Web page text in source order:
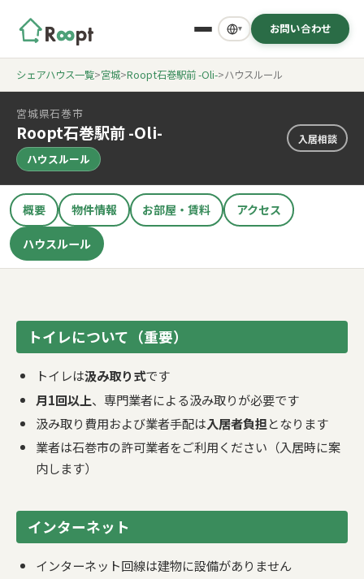
▾ お問い合わせ
シェアハウス一覧>宮城>Roopt石巻駅前 -Oli->ハウスルール
宮城県石巻市
Roopt石巻駅前 -Oli-
ハウスルール
入居相談
概要 物件情報 お部屋・賃料 アクセス
ハウスルール
トイレについて（重要）
トイレは汲み取り式です
月1回以上、専門業者による汲み取りが必要です
汲み取り費用および業者手配は入居者負担となります
業者は石巻市の許可業者をご利用ください（入居時に案
内します）
インターネット
インターネット回線は建物に設備がありません